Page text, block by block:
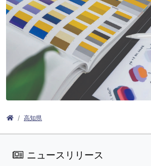
高知県
ニュースリリース